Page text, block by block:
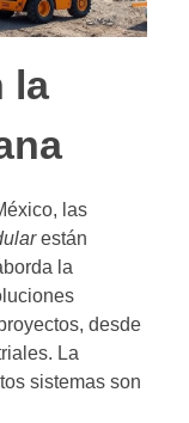
la
las
están
la
desde
La
sistemas son